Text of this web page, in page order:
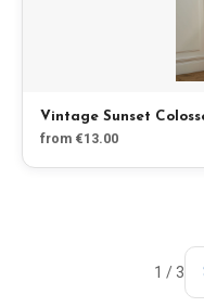
Vintage Sunset
from €13.00
1 /3